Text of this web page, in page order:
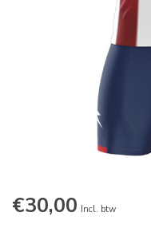
€30,00 Incl. btw